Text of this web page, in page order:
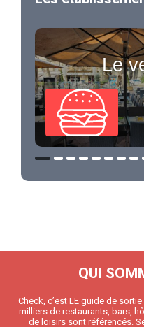
Le
QUI
Check, c’est LE guide de
milliers de restaurants, bars,
de loisirs sont référencés.